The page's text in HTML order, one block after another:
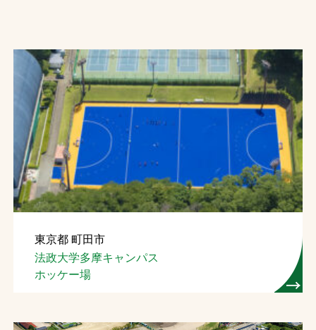
会社概要
採用情報
検索
お問合せ
お取引先の皆様へ
ソーシャルメディアポリシー
東京都 町田市
法政大学多摩キャンパス
ホッケー場